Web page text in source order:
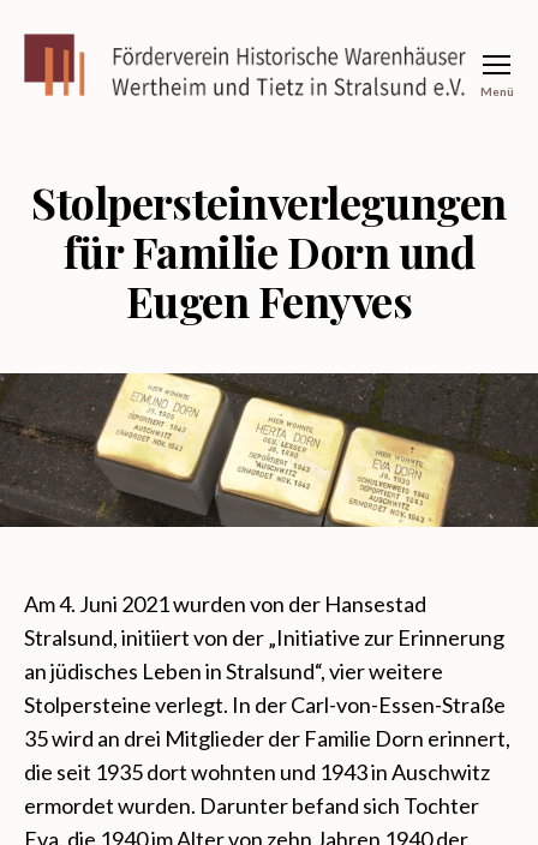
Wertheim
und
Tietz
Menü
Stolpersteinverlegungen
für Familie Dorn und
Eugen Fenyves
Am 4. Juni 2021 wurden von der Hansestad
Stralsund, initiiert von der „Initiative zur Erinnerung
an jüdisches Leben in Stralsund“, vier weitere
Stolpersteine verlegt. In der Carl-von-Essen-Straße
35 wird an drei Mitglieder der Familie Dorn erinnert,
die seit 1935 dort wohnten und 1943 in Auschwitz
ermordet wurden. Darunter befand sich Tochter
Eva, die 1940 im Alter von zehn Jahren 1940 der